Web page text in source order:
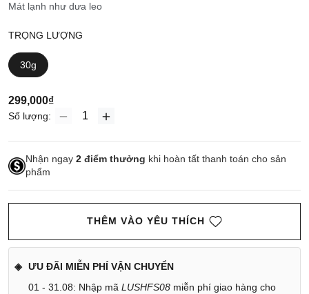
Mát lạnh như dưa leo
TRỌNG LƯỢNG
30g
299,000₫
Số lượng:
Nhận ngay 2 điểm thưởng khi hoàn tất thanh toán cho sản
phẩm
THÊM VÀO YÊU THÍCH
ƯU ĐÃI MIỄN PHÍ VẬN CHUYỂN
01 - 31.08: Nhập mã LUSHFS08 miễn phí giao hàng cho